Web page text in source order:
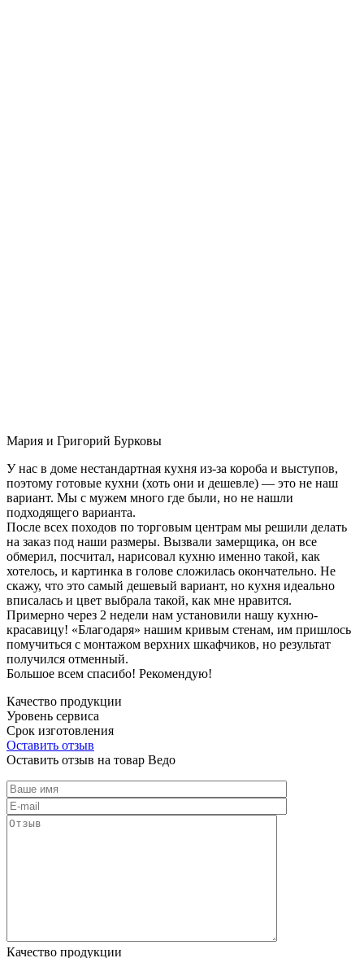
Мария и Григорий Бурковы
У нас в доме нестандартная кухня из-за короба и выступов,
поэтому готовые кухни (хоть они и дешевле) — это не наш
вариант. Мы с мужем много где были, но не нашли
подходящего варианта.
После всех походов по торговым центрам мы решили делать
на заказ под наши размеры. Вызвали замерщика, он все
обмерил, посчитал, нарисовал кухню именно такой, как
хотелось, и картинка в голове сложилась окончательно. Не
скажу, что это самый дешевый вариант, но кухня идеально
вписалась и цвет выбрала такой, как мне нравится.
Примерно через 2 недели нам установили нашу кухню-
красавицу! «Благодаря» нашим кривым стенам, им пришлось
помучиться с монтажом верхних шкафчиков, но результат
получился отменный.
Большое всем спасибо! Рекомендую!
Качество продукции
Уровень сервиса
Срок изготовления
Оставить отзыв
Оставить отзыв на товар Ведо
Качество продукции